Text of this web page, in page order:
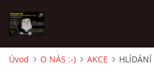
Úvod O NÁS :-) AKCE HLÍDÁNÍ